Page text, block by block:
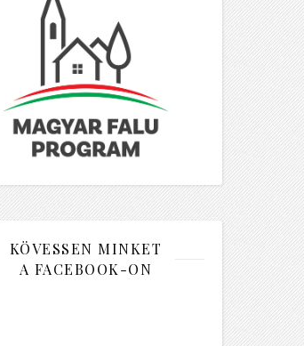
KÖVESSEN MINKET
A FACEBOOK-ON